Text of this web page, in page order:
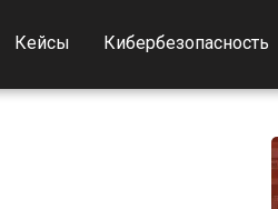
Кейсы Кибербезопасность